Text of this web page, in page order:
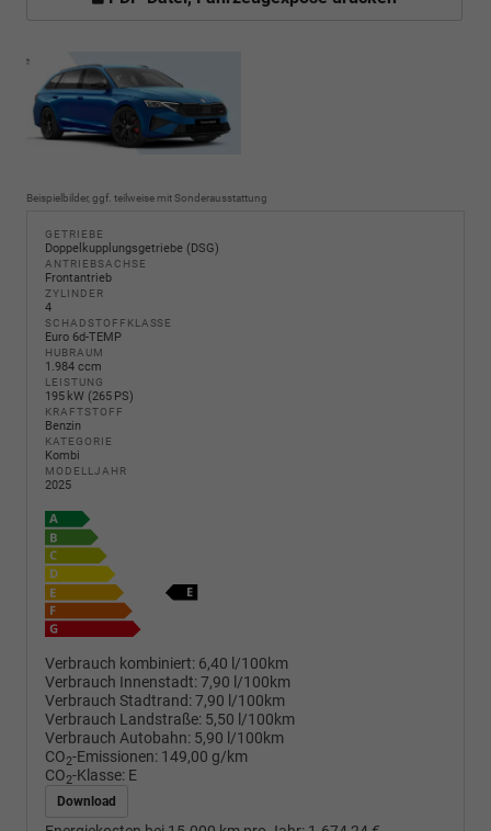
Beispielbilder, ggf. teilweise mit Sonderausstattung
GETRIEBE
Doppelkupplungsgetriebe (DSG)
ANTRIEBSACHSE
Frontantrieb
ZYLINDER
4
SCHADSTOFFKLASSE
Euro 6d-TEMP
HUBRAUM
1.984 ccm
LEISTUNG
195 kW (265 PS)
KRAFTSTOFF
Benzin
KATEGORIE
Kombi
MODELLJAHR
2025
Verbrauch kombiniert: 6,40 l/100km
Verbrauch Innenstadt:7,90 l/100km
Verbrauch Stadtrand:7,90 l/100km
Verbrauch Landstraße: 5,50 l/100km
Verbrauch Autobahn: 5,90 l/100km
CO2-Emissionen: 149,00 g/km
CO2-Klasse: E
Download